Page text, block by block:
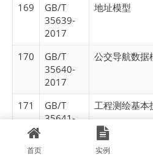
169
GB/T
35639-
2017
地址模型
170
GB/T
35640-
2017
公交导航数据
171
GB/T
35641-
工程测绘基本
172
1:25 000
首页 实例